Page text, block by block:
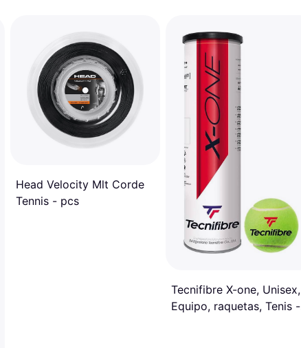
Head Velocity Mlt Corde
Tennis - pcs
Tecnifibre X-one, Unisex,
Equipo, raquetas, Tenis -